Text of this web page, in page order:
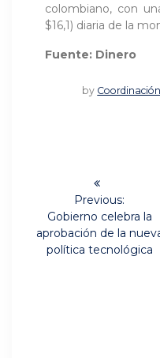
colombiano, con
$16,1) diaria de la
Fuente: Dinero
by
entradas
Previous:
Previous
post:
Gobierno celebra la
aprobación de la
política tecnológica